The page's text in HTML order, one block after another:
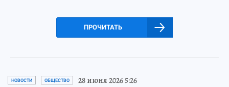
ПРОЧИТАТЬ
НОВОСТИ ОБЩЕСТВО 28 июня 2026 5:26